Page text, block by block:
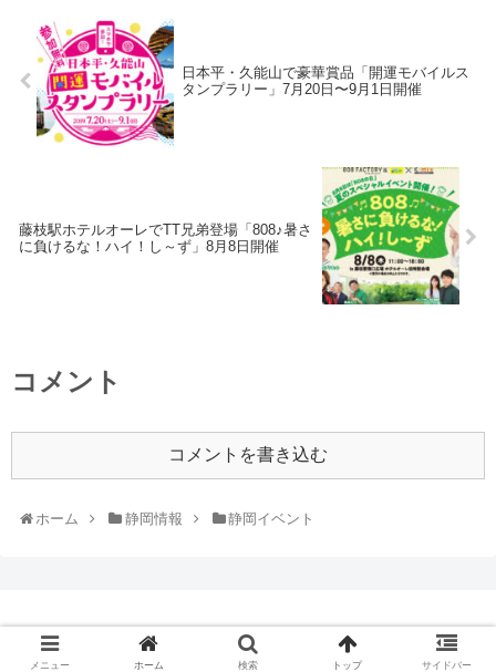
日本平・久能山で豪華賞品「開運モバイルス
タンプラリー」7月20日〜9月1日開催
藤枝駅ホテルオーレでTT兄弟登場「808♪暑さ
に負けるな！ハイ！し～ず」8月8日開催
コメント
コメントを書き込む
ホーム 静岡情報 静岡イベント
© 2018 ひまぷら.
メニュー ホーム 検索 トップ サイドバー